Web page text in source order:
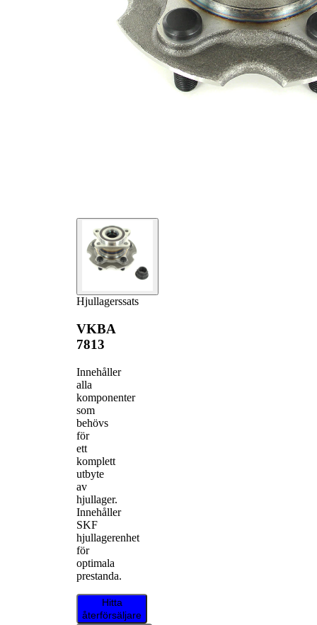
Hjullagerssats
VKBA
7813
Innehåller
alla
komponenter
som
behövs
för
ett
komplett
utbyte
av
hjullager.
Innehåller
SKF
hjullagerenhet
för
optimala
prestanda.
Hitta
återförsäljare